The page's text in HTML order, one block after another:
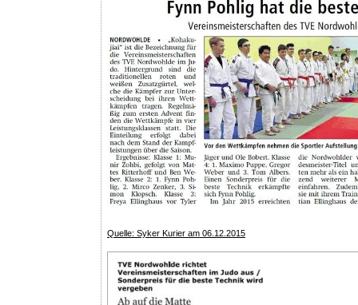
Quelle: Syker Kurier am 06.12.2015